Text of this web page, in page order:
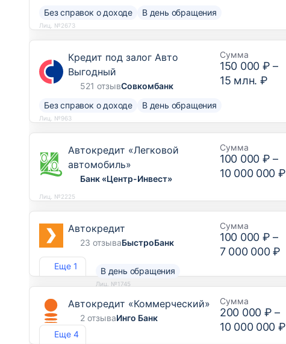
Без справок о доходе В день обращения
Лиц. №2673
Кредит под залог Авто
Выгодный
521 отзывСовкомбанк
Сумма
150 000 ₽ –
15 млн. ₽
Без справок о доходе В день обращения
Лиц. №963
Автокредит «Легковой
автомобиль»
Банк «Центр-Инвест»
Сумма
100 000 ₽ –
10 000 000 ₽
Лиц. №2225
Еще 1
Автокредит
23 отзываБыстроБанк
Сумма
100 000 ₽ –
7 000 000 ₽
В день обращения
Лиц. №1745
Еще 4
Автокредит «Коммерческий»
2 отзываИнго Банк
Сумма
200 000 ₽ –
10 000 000 ₽